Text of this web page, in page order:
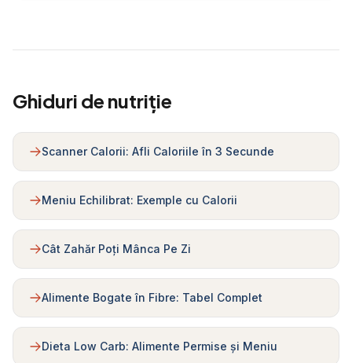
Ghiduri de nutriție
Scanner Calorii: Afli Caloriile în 3 Secunde
Meniu Echilibrat: Exemple cu Calorii
Cât Zahăr Poți Mânca Pe Zi
Alimente Bogate în Fibre: Tabel Complet
Dieta Low Carb: Alimente Permise și Meniu